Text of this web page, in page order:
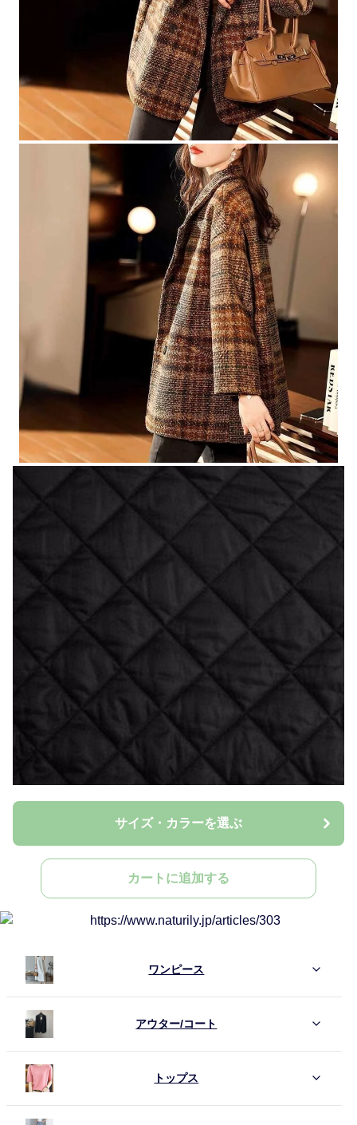
サイズ・カラーを選ぶ
カートに追加する
ワンピース
アウター/コート
トップス